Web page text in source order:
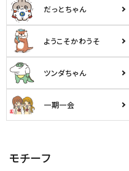
公式 デコ部 公式
だっとちゃん
ようこそかわうそ
ツンダちゃん
一期一会
モチーフ